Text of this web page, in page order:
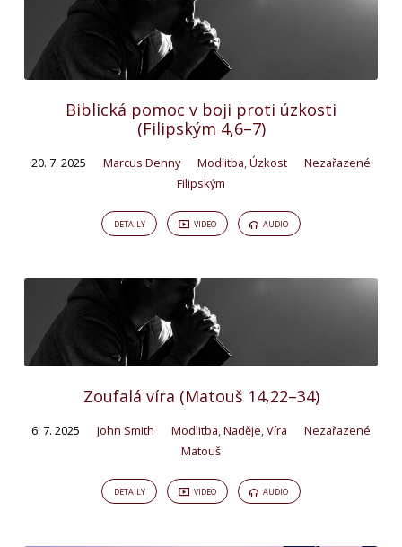
Biblická pomoc v boji proti úzkosti
(Filipským 4,6–7)
20. 7. 2025 Marcus Denny Modlitba,Úzkost
Nezařazené
Filipským
DETAILY VIDEO AUDIO
Zoufalá víra (Matouš 14,22–34)
6. 7. 2025 John Smith Modlitba,Naděje,Víra
Nezařazené
Matouš
DETAILY VIDEO AUDIO